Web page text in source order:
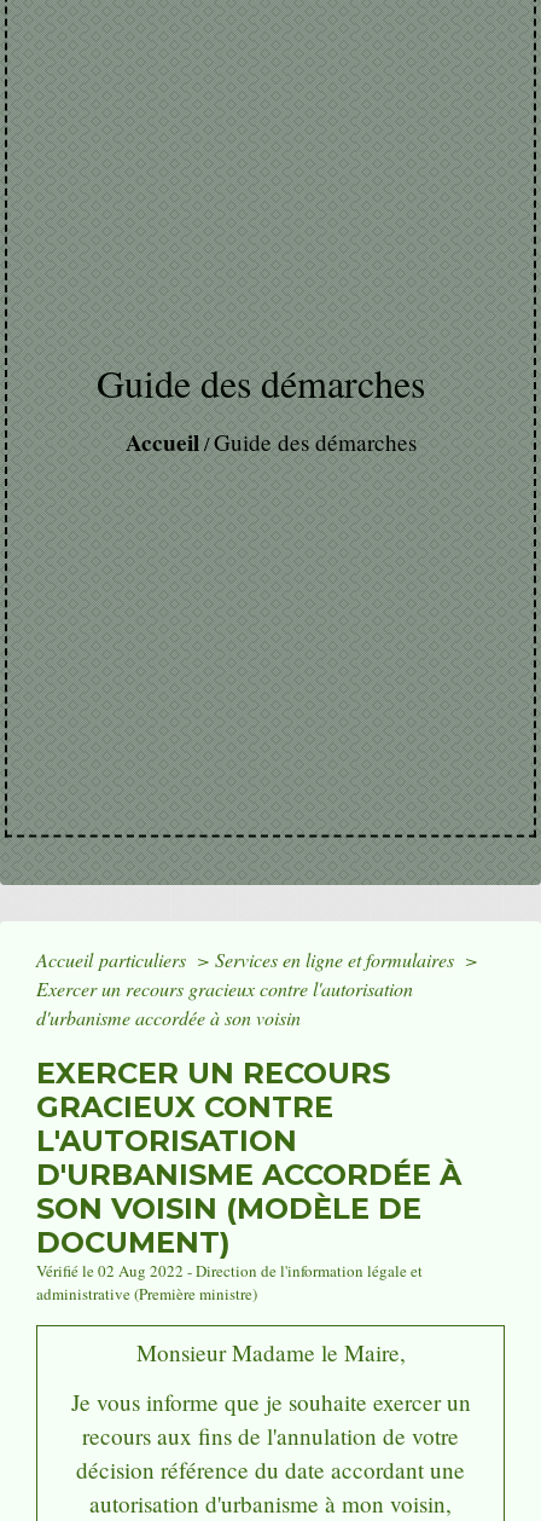
Guide des démarches
Accueil/Guide des démarches
Accueil particuliers > Services en ligne et formulaires >
Exercer un recours gracieux contre l'autorisation
d'urbanisme accordée à son voisin
EXERCER UN RECOURS
GRACIEUX CONTRE
L'AUTORISATION
D'URBANISME ACCORDÉE À
SON VOISIN (MODÈLE DE
DOCUMENT)
Vérifié le 02 Aug 2022 - Direction de l'information légale et
administrative (Première ministre)
MonsieurMadame le Maire,
Je vous informe que je souhaite exercer un
recours aux fins de l'annulation de votre
décision référence du date accordant une
autorisation d'urbanisme à mon voisin,